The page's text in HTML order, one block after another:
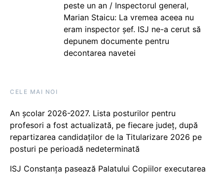
peste un an / Inspectorul general,
Marian Staicu: La vremea aceea nu
eram inspector șef. ISJ ne-a cerut să
depunem documente pentru
decontarea navetei
CELE MAI NOI
An școlar 2026-2027. Lista posturilor pentru
profesori a fost actualizată, pe fiecare județ, după
repartizarea candidaților de la Titularizare 2026 pe
posturi pe perioadă nedeterminată
ISJ Constanța pasează Palatului Copiilor executarea